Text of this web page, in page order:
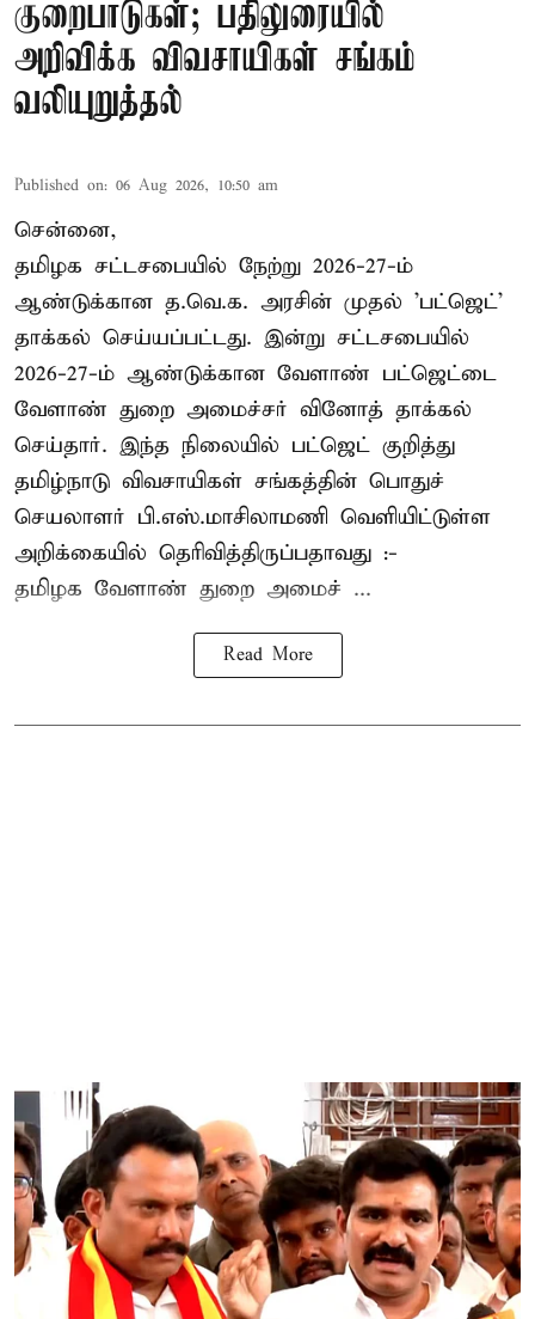
குறைபாடுகள்; பதிலுரையில்
அறிவிக்க விவசாயிகள் சங்கம்
வலியுறுத்தல்
Published on: 06 Aug 2026, 10:50 am
சென்னை,
தமிழக சட்டசபையில் நேற்று 2026-27-ம்
ஆண்டுக்கான த.வெ.க. அரசின் முதல் 'பட்ஜெட்'
தாக்கல் செய்யப்பட்டது. இன்று சட்டசபையில்
2026-27-ம் ஆண்டுக்கான வேளாண் பட்ஜெட்டை
வேளாண் துறை அமைச்சர் வினோத் தாக்கல்
செய்தார். இந்த நிலையில் பட்ஜெட் குறித்து
தமிழ்நாடு விவசாயிகள் சங்கத்தின் பொதுச்
செயலாளர் பி.எஸ்.மாசிலாமணி வெளியிட்டுள்ள
அறிக்கையில் தெரிவித்திருப்பதாவது :-
தமிழக வேளாண் துறை அமைச் ...
Read More